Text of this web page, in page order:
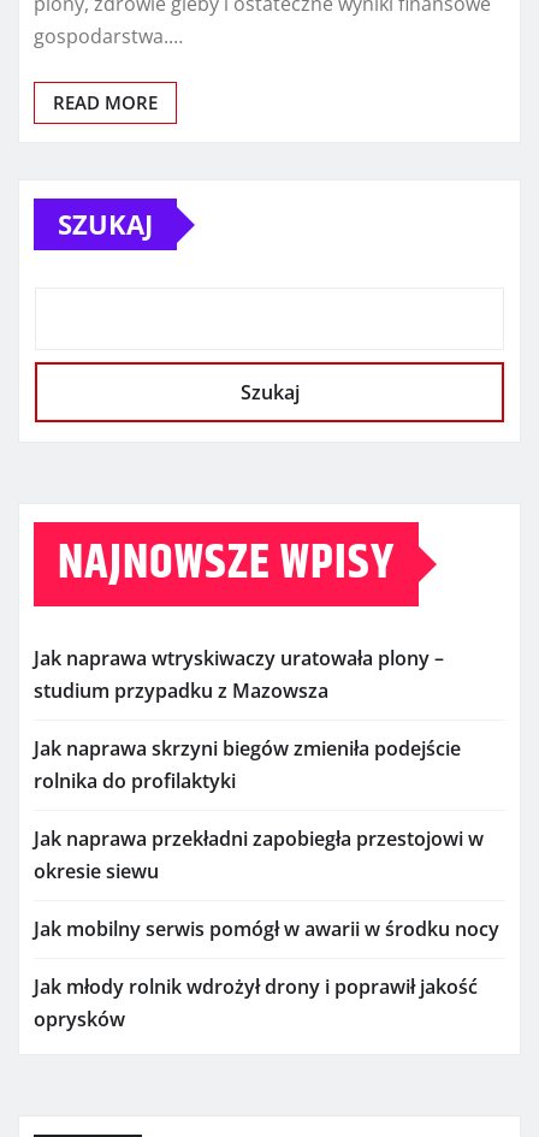
gospodarstwa.…
READ MORE
SZUKAJ
Szukaj
NAJNOWSZE WPISY
Jak naprawa wtryskiwaczy uratowała plony –
studium przypadku z Mazowsza
Jak naprawa skrzyni biegów zmieniła podejście
rolnika do profilaktyki
Jak naprawa przekładni zapobiegła przestojowi w
okresie siewu
Jak mobilny serwis pomógł w awarii w środku nocy
Jak młody rolnik wdrożył drony i poprawił jakość
oprysków